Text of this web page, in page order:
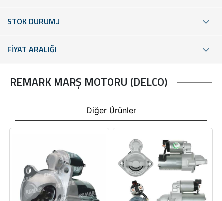
STOK DURUMU
FİYAT ARALIĞI
REMARK MARŞ MOTORU (DELCO)
Diğer Ürünler